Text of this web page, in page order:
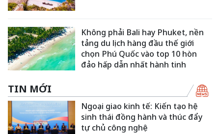
Không phải Bali hay Phuket, nền
tảng du lịch hàng đầu thế giới
chọn Phú Quốc vào top 10 hòn
đảo hấp dẫn nhất hành tinh
TIN MỚI
Ngoại giao kinh tế: Kiến tạo hệ
sinh thái đồng hành và thúc đẩy
tự chủ công nghệ